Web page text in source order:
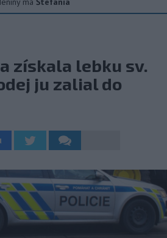
získala lebku sv.
ju zalial do